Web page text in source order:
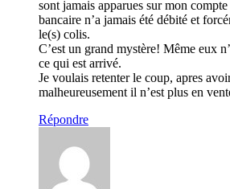
sont jamais apparues sur mon
bancaire n’a jamais été débité et
le(s) colis.
C’est un grand mystère! Même eux
ce qui est arrivé.
Je voulais retenter le coup, apres
malheureusement il n’est plus en
Répondre